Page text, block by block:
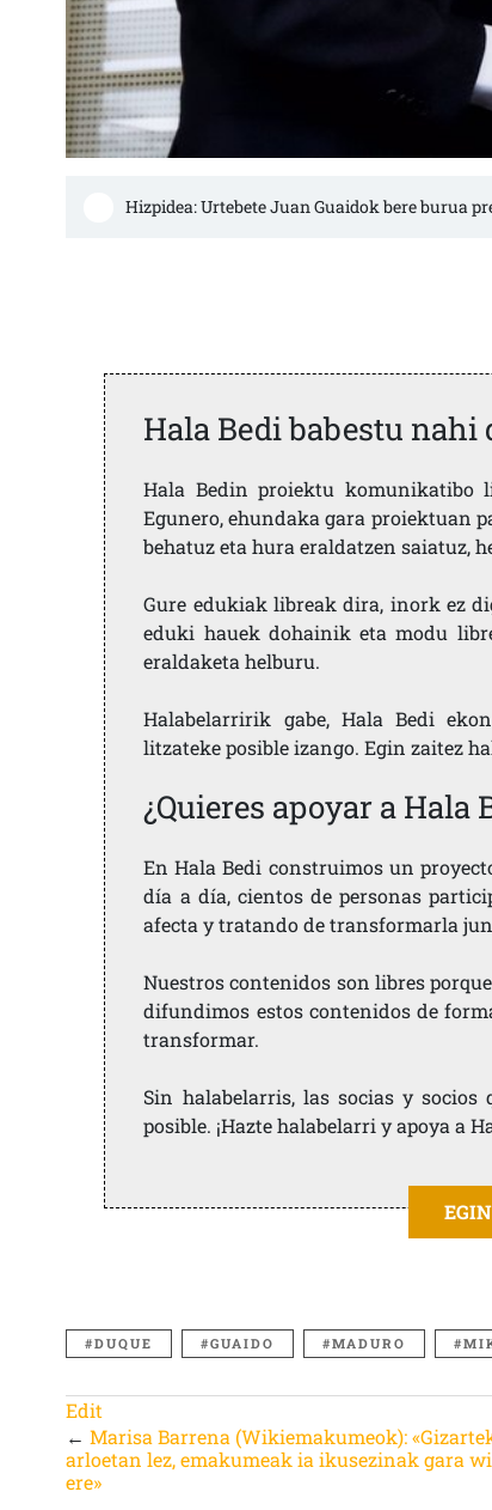
Hizpidea: Urtebete Juan Guaidok bere burua
Hala Bedi babestu nahi
Hala Bedin proiektu komunikatibo
Egunero, ehundaka gara proiektuan
behatuz eta hura eraldatzen saiatuz,
Gure edukiak libreak dira, inork ez
eduki hauek dohainik eta modu
eraldaketa helburu.
Halabelarririk gabe, Hala Bedi
litzateke posible izango. Egin zaitez
¿Quieres apoyar a Hala
En Hala Bedi construimos un
día a día, cientos de personas
afecta y tratando de transformarla
Nuestros contenidos son libres
difundimos estos contenidos de
transformar.
Sin halabelarris, las socias y socios
posible. ¡Hazte halabelarri y apoya a
DUQUE GUAIDO MADURO
Edit
←Marisa Barrena (Wikiemakumeok):
arloetan lez, emakumeak ia ikusezinak gara
ere»